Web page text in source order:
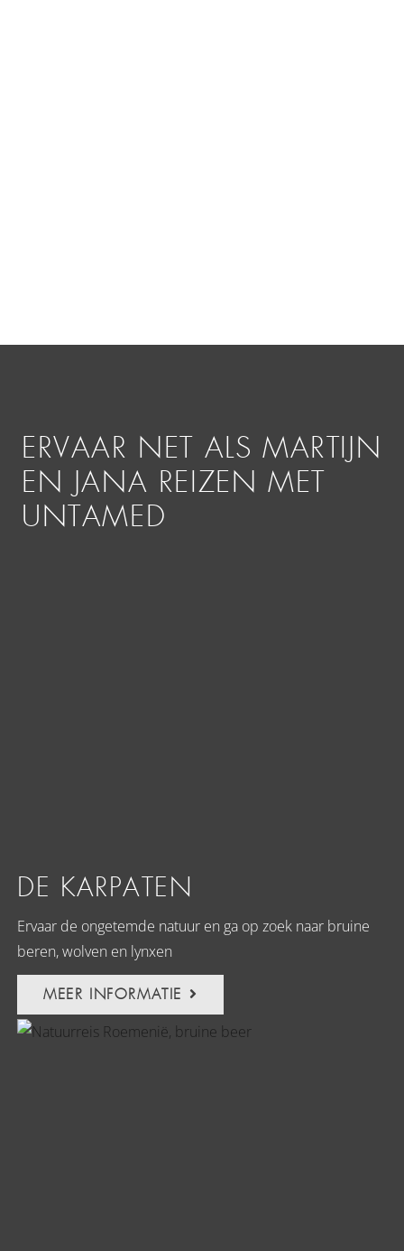
ERVAAR NET ALS MARTIJN
EN JANA REIZEN MET
UNTAMED
DE KARPATEN
Ervaar de ongetemde natuur en ga op zoek naar bruine
beren, wolven en lynxen
MEER INFORMATIE